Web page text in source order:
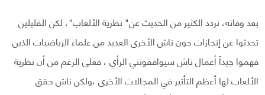
بعد وفاته، تردد الكثير من الحديث عن" نظرية الألعاب"، لكن القليلين
تحدثوا عن إنجازات جون ناش الأخرى العديد من علماء الرياضيات الذين
فهموا جيداً أعمال ناش سيوافقونني الرأي ، فعلى الرغم من أن نظرية
الألعاب لها أعظم التأثير في المجالات الأخرى ،ولكن ناش حقق